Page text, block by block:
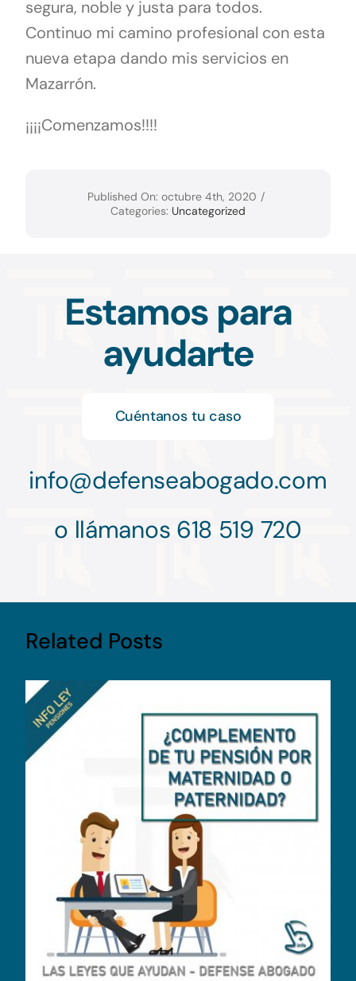
segura, noble y justa para todos.
Continuo mi camino profesional con esta
nueva etapa dando mis servicios en
Mazarrón.
¡¡¡¡Comenzamos!!!!
Published On: octubre 4th, 2020 /
Categories: Uncategorized
Estamos para
ayudarte
Cuéntanos tu caso
info@defenseabogado.com
o llámanos 618 519 720
Related Posts